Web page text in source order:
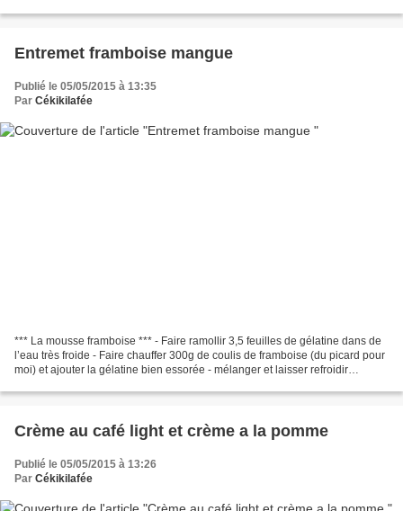
Entremet framboise mangue
Publié le 05/05/2015 à 13:35
Par Cékikilafée
*** La mousse framboise *** - Faire ramollir 3,5 feuilles de gélatine dans de
l’eau très froide - Faire chauffer 300g de coulis de framboise (du picard pour
moi) et ajouter la gélatine bien essorée - mélanger et laisser refroidir
Crème au café light et crème a la pomme
Publié le 05/05/2015 à 13:26
Par Cékikilafée